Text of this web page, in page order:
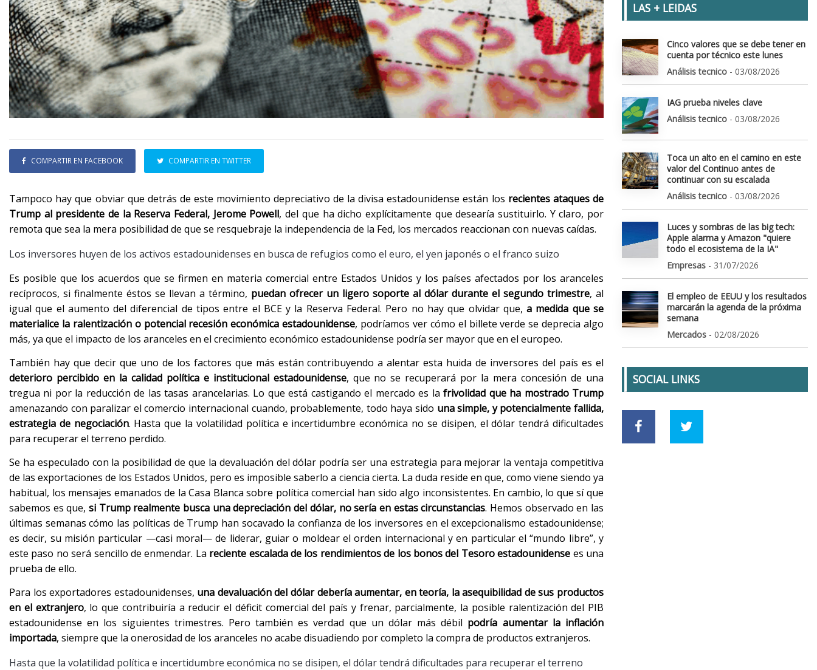
COMPARTIR EN FACEBOOK COMPARTIR EN TWITTER
Tampoco hay que obviar que detrás de este movimiento depreciativo de la divisa estadounidense están los recientes ataques de
Trump al presidente de la Reserva Federal, Jerome Powell, del que ha dicho explícitamente que desearía sustituirlo. Y claro, por
remota que sea la mera posibilidad de que se resquebraje la independencia de la Fed, los mercados reaccionan con nuevas caídas.
Los inversores huyen de los activos estadounidenses en busca de refugios como el euro, el yen japonés o el franco suizo
Es posible que los acuerdos que se firmen en materia comercial entre Estados Unidos y los países afectados por los aranceles
recíprocos, si finalmente éstos se llevan a término, puedan ofrecer un ligero soporte al dólar durante el segundo trimestre, al
igual que el aumento del diferencial de tipos entre el BCE y la Reserva Federal. Pero no hay que olvidar que,a medida que se
materialice la ralentización o potencial recesión económica estadounidense, podríamos ver cómo el billete verde se deprecia algo
más, ya que el impacto de los aranceles en el crecimiento económico estadounidense podría ser mayor que en el europeo.
También hay que decir que uno de los factores que más están contribuyendo a alentar esta huida de inversores del país es el
deterioro percibido en la calidad política e institucional estadounidense, que no se recuperará por la mera concesión de una
tregua ni por la reducción de las tasas arancelarias. Lo que está castigando el mercado es lafrivolidad que ha mostrado Trump
amenazando con paralizar el comercio internacional cuando, probablemente, todo haya sido una simple, y potencialmente fallida,
estrategia de negociación. Hasta que la volatilidad política e incertidumbre económica no se disipen, el dólar tendrá dificultades
para recuperar el terreno perdido.
Se ha especulado con la posibilidad de que la devaluación del dólar podría ser una estrategia para mejorar la ventaja competitiva
de las exportaciones de los Estados Unidos, pero es imposible saberlo a ciencia cierta. La duda reside en que, como viene siendo ya
habitual, los mensajes emanados de la Casa Blanca sobre política comercial han sido algo inconsistentes. En cambio, lo que sí que
sabemos es que,si Trump realmente busca una depreciación del dólar, no sería en estas circunstancias. Hemos observado en las
últimas semanas cómo las políticas de Trump han socavado la confianza de los inversores en el excepcionalismo estadounidense;
es decir, su misión particular —casi moral— de liderar, guiar o moldear el orden internacional y en particular el “mundo libre”, y
este paso no será sencillo de enmendar. La reciente escalada de los rendimientos de los bonos del Tesoro estadounidense es una
prueba de ello.
Para los exportadores estadounidenses, una devaluación del dólar debería aumentar, en teoría, la asequibilidad de sus productos
en el extranjero, lo que contribuiría a reducir el déficit comercial del país y frenar, parcialmente, la posible ralentización del PIB
estadounidense en los siguientes trimestres. Pero también es verdad que un dólar más débil podría aumentar la inflación
importada, siempre que la onerosidad de los aranceles no acabe disuadiendo por completo la compra de productos extranjeros.
Hasta que la volatilidad política e incertidumbre económica no se disipen, el dólar tendrá dificultades para recuperar el terreno
LAS + LEIDAS
Cinco valores que se debe tener en
cuenta por técnico este lunes
Análisis tecnico - 03/08/2026
IAG prueba niveles clave
Análisis tecnico - 03/08/2026
Toca un alto en el camino en este
valor del Continuo antes de
continuar con su escalada
Análisis tecnico - 03/08/2026
Luces y sombras de las big tech:
Apple alarma y Amazon "quiere
todo el ecosistema de la IA"
Empresas - 31/07/2026
El empleo de EEUU y los resultados
marcarán la agenda de la próxima
semana
Mercados - 02/08/2026
SOCIAL LINKS